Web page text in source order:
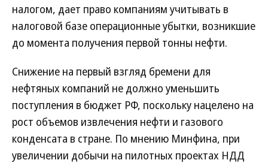
налогом, дает право компаниям учитывать в
налоговой базе операционные убытки, возникшие
до момента получения первой тонны нефти.
Снижение на первый взгляд бремени для
нефтяных компаний не должно уменьшить
поступления в бюджет РФ, поскольку нацелено на
рост объемов извлечения нефти и газового
конденсата в стране. По мнению Минфина, при
увеличении добычи на пилотных проектах НДД